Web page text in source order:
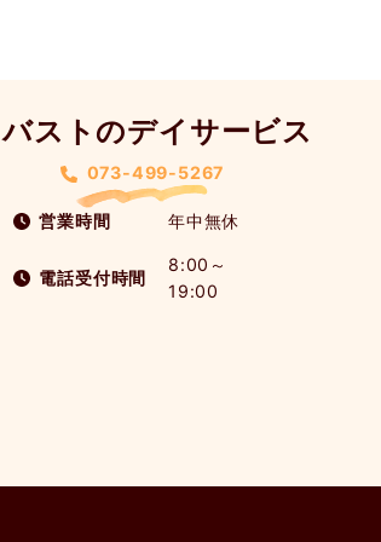
ストのデイサービス
073-499-5267
営業時間 年中無休
電話受付時間
8:00～
19:00